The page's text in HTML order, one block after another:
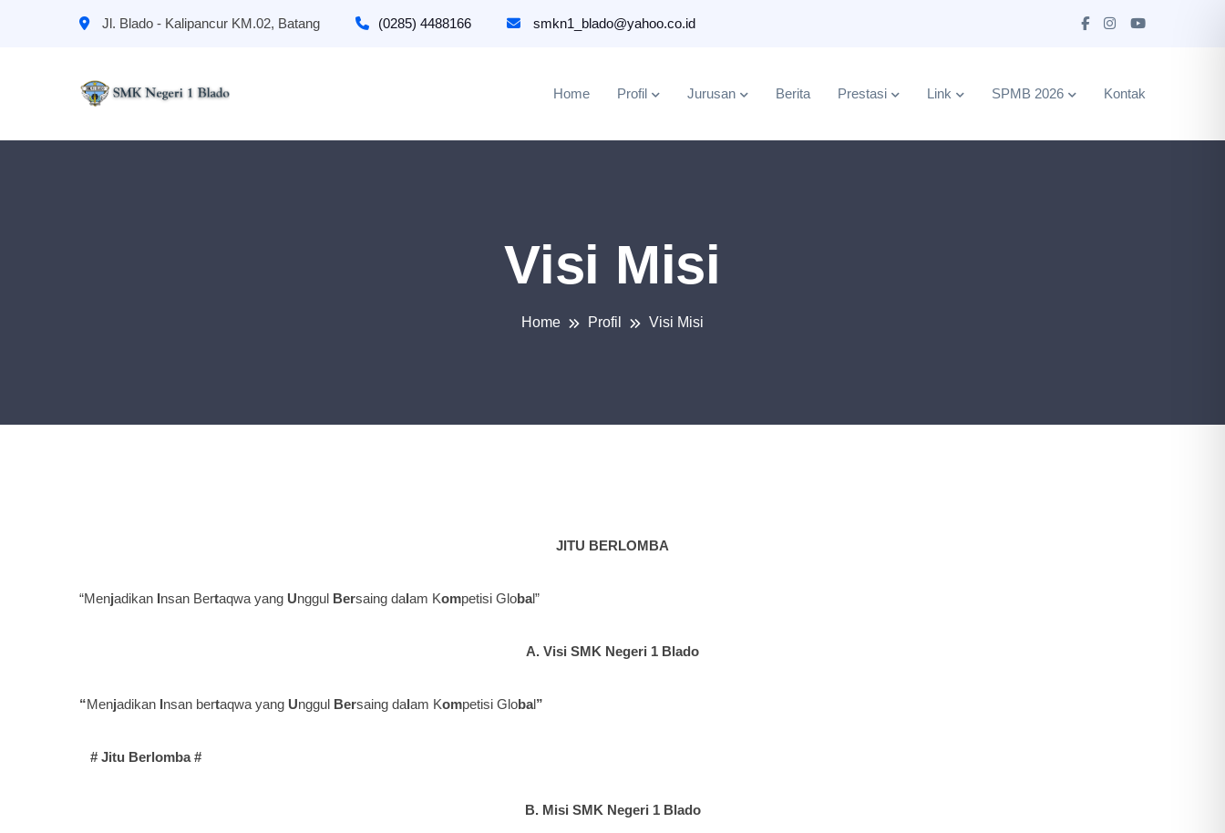
Jl. Blado - Kalipancur KM.02, Batang (0285) 4488166 smkn1_blado@yahoo.co.id
Home Profil Jurusan Berita Prestasi Link SPMB 2026 Kontak
Visi Misi
Home Profil Visi Misi
JITU BERLOMBA
“Menjadikan Insan Bertaqwa yang Unggul Bersaing dalam Kompetisi Global”
A. Visi SMK Negeri 1 Blado
“Menjadikan Insan bertaqwa yang Unggul Bersaing dalam Kompetisi Global”
# Jitu Berlomba #
B. Misi SMK Negeri 1 Blado